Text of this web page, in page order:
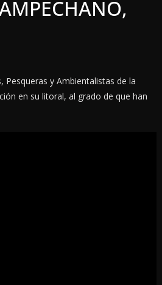
Pesqueras y Ambientalistas de la
en su litoral, al grado de que han